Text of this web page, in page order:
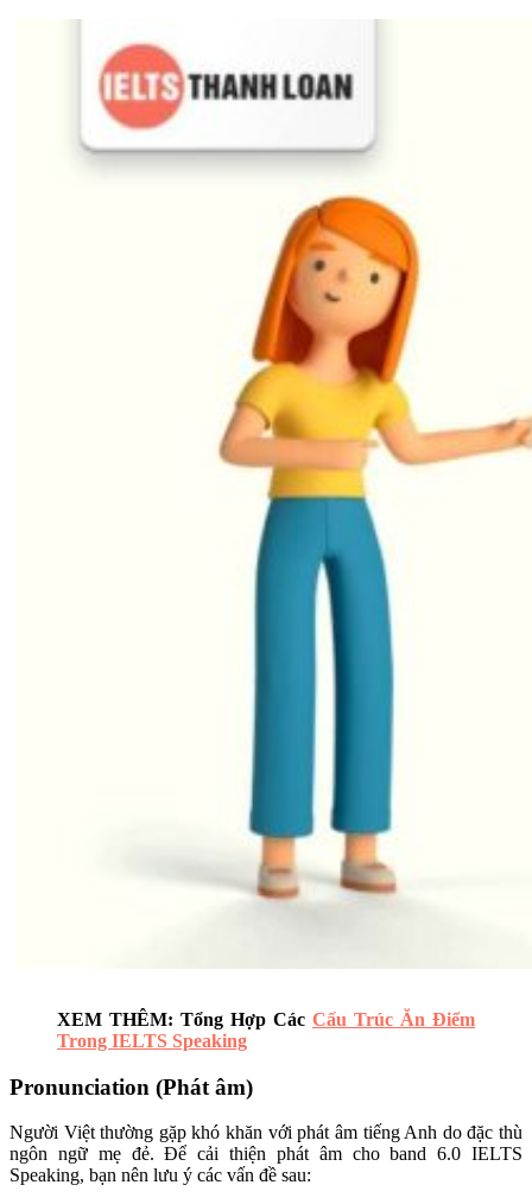
XEM THÊM: Tổng Hợp Các Cấu Trúc Ăn Điểm
Trong IELTS Speaking
Pronunciation (Phát âm)
Người Việt thường gặp khó khăn với phát âm tiếng Anh do đặc thù
ngôn ngữ mẹ đẻ. Để cải thiện phát âm cho band 6.0 IELTS
Speaking, bạn nên lưu ý các vấn đề sau: